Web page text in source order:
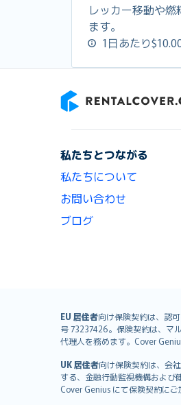
レッカー移動や
ます。
1日あたり
私たちとつながる
私たちについて
お問い合わせ
ブログ
EU 居住者向け保険契約は、認
号 73237426。保険契約は、マ
代理人を務めます。Cover
UK 居住者向け保険契約は、会
する、金融行動監視機構および
Cover Genius にて保険契約に
English (UK)
English (US)
Deutsch
français
Nederlands